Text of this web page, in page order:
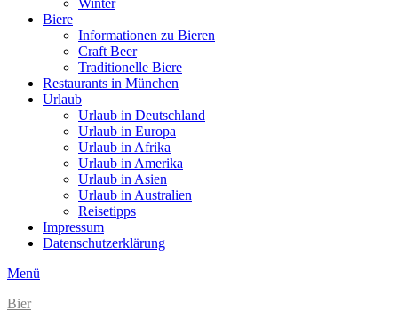
Biere
Informationen zu Bieren
Craft Beer
Traditionelle Biere
Restaurants in München
Urlaub
Urlaub in Deutschland
Urlaub in Europa
Urlaub in Afrika
Urlaub in Amerika
Urlaub in Asien
Urlaub in Australien
Reisetipps
Impressum
Datenschutzerklärung
Menü
Bier